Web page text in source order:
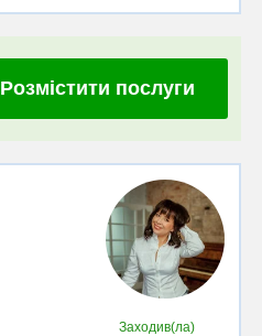
Розмістити послуги
Заходив(ла)